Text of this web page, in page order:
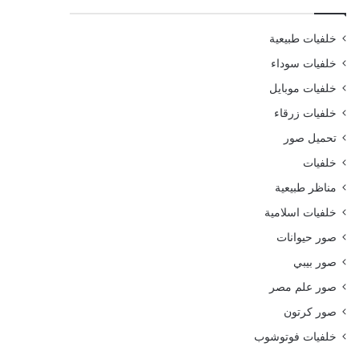
خلفيات طبيعية
خلفيات سوداء
خلفيات موبايل
خلفيات زرقاء
تحميل صور
خلفيات
مناظر طبيعية
خلفيات اسلامية
صور حيوانات
صور بيبي
صور علم مصر
صور كرتون
خلفيات فوتوشوب